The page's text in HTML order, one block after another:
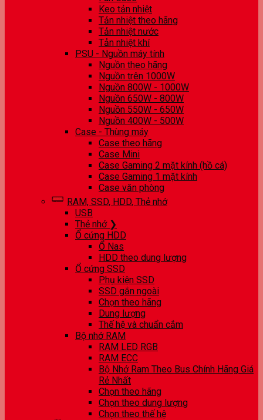
Keo tản nhiệt
Tản nhiệt theo hãng
Tản nhiệt nước
Tản nhiệt khí
PSU - Nguồn máy tính
Nguồn theo hãng
Nguồn trên 1000W
Nguồn 800W - 1000W
Nguồn 650W - 800W
Nguồn 550W - 650W
Nguồn 400W - 500W
Case - Thùng máy
Case theo hãng
Case Mini
Case Gaming 2 mặt kính (hồ cá)
Case Gaming 1 mặt kính
Case văn phòng
RAM, SSD, HDD, Thẻ nhớ
USB
Thẻ nhớ ❯
Ổ cứng HDD
Ổ Nas
HDD theo dung lượng
Ổ cứng SSD
Phụ kiện SSD
SSD gắn ngoài
Chọn theo hãng
Dung lượng
Thế hệ và chuẩn cắm
Bộ nhớ RAM
RAM LED RGB
RAM ECC
Bộ Nhớ Ram Theo Bus Chính Hãng Giá
Rẻ Nhất
Chọn theo hãng
Chọn theo dung lượng
Chọn theo thế hệ